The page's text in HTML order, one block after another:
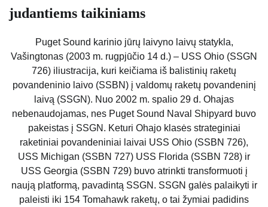
judantiems taikiniams
Puget Sound karinio jūrų laivyno laivų statykla,
Vašingtonas (2003 m. rugpjūčio 14 d.) – USS Ohio (SSGN
726) iliustracija, kuri keičiama iš balistinių raketų
povandeninio laivo (SSBN) į valdomų raketų povandeninį
laivą (SSGN). Nuo 2002 m. spalio 29 d. Ohajas
nebenaudojamas, nes Puget Sound Naval Shipyard buvo
pakeistas į SSGN. Keturi Ohajo klasės strateginiai
raketiniai povandeniniai laivai USS Ohio (SSBN 726),
USS Michigan (SSBN 727) USS Florida (SSBN 728) ir
USS Georgia (SSBN 729) buvo atrinkti transformuoti į
naują platformą, pavadintą SSGN. SSGN galės palaikyti ir
paleisti iki 154 Tomahawk raketų, o tai žymiai padidins